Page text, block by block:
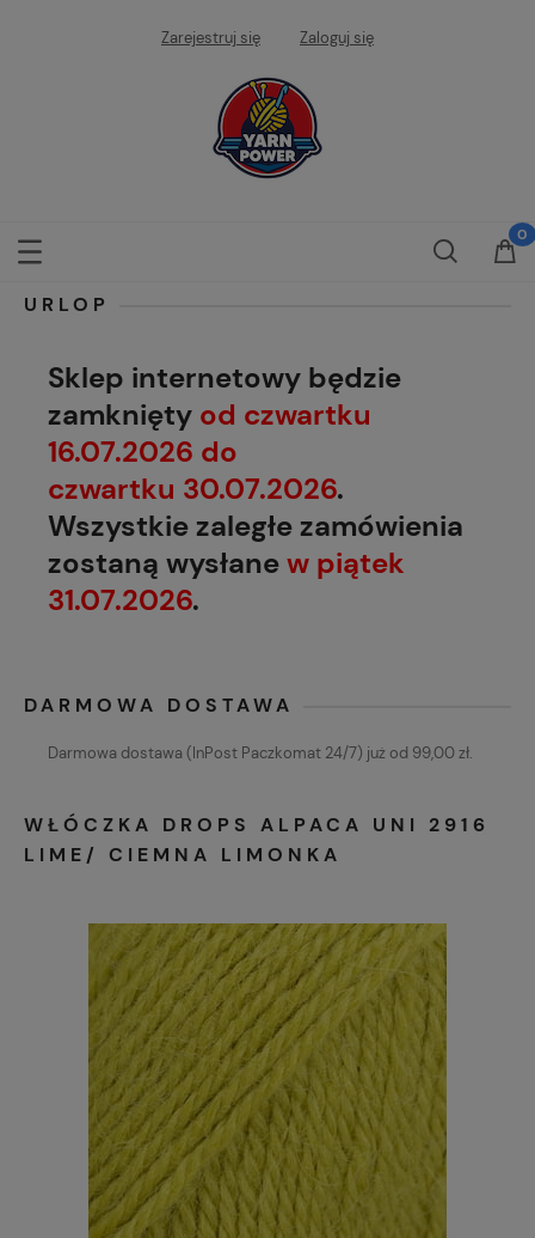
Zarejestruj się Zaloguj się
URLOP
Sklep internetowy będzie
zamknięty od czwartku
16.07.2026 do
czwartku 30.07.2026.
Wszystkie zaległe zamówienia
zostaną wysłanew piątek
31.07.2026.
DARMOWA DOSTAWA
Darmowa dostawa (InPost Paczkomat 24/7) już od 99,00 zł.
WŁÓCZKA DROPS ALPACA UNI 2916
LIME/ CIEMNA LIMONKA